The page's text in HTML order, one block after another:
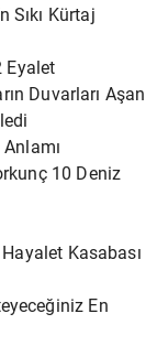
Sıkı Kürtaj
Eyalet
Duvarları Aşan
10 Deniz
Kasabası
En